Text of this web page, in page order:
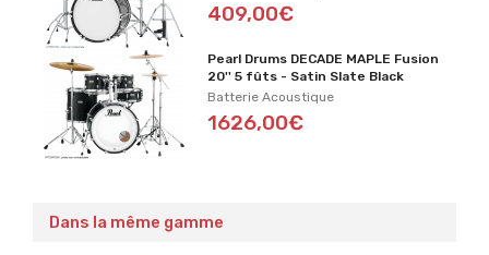
409,00€
Pearl Drums DECADE MAPLE Fusion
20'' 5 fûts - Satin Slate Black
Batterie Acoustique
1626,00€
Dans la même gamme